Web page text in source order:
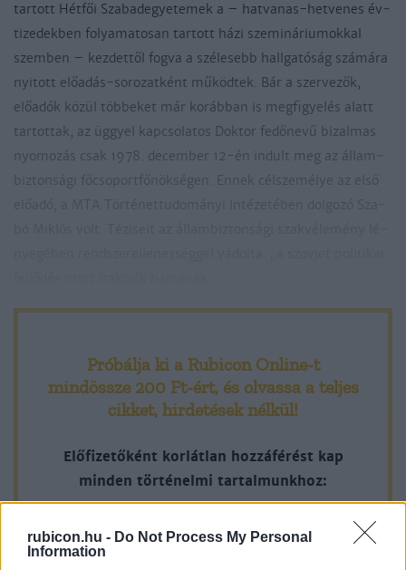
rubicon.hu - Do Not Process My Personal
Information
tar­tott Hét­fői Sza­bad­egye­te­mek a – hat­va­nas-het­ve­nes év­
ti­ze­dek­ben fo­lya­ma­to­san tar­tott há­zi sze­mi­ná­riu­mok­kal
szem­ben – kez­det­től fog­va a szé­le­sebb hall­ga­tó­ság szá­má­ra
nyi­tott előadás-so­ro­zat­ként mű­köd­tek. Bár a szer­ve­zők,
előadók kö­zül töb­be­ket már ko­ráb­ban is meg­fi­gye­lés alatt
tar­tot­tak, az üggyel kap­cso­la­tos Dok­tor fe­dő­ne­vű bi­zal­mas
nyo­mo­zás csak 1978. de­cem­ber 12-én in­dult meg az ál­lam­
biz­ton­sá­gi fő­cso­port­fő­nök­sé­gen. En­nek cél­sze­mé­lye az el­ső
Próbálja ki a Rubicon Online-t
mindössze 200 Ft-ért, és olvassa a teljes
cikket, hirdetések nélkül!
Előfizetőként korlátlan hozzáférést kap
minden történelmi tartalmunkhoz:
A legújabb Rubicon-lapszámok